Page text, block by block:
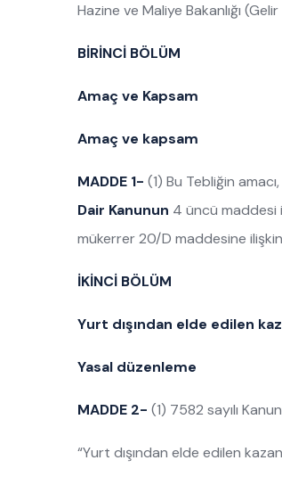
Hazine ve Maliye Bakanlığı
BİRİNCİ BÖLÜM
Amaç ve Kapsam
Amaç ve kapsam
MADDE 1- (1) Bu Tebliğin
Dair Kanunun 4 üncü maddesi
mükerrer 20/D maddesine
İKİNCİ BÖLÜM
Yurt dışından elde edilen
Yasal düzenleme
MADDE 2- (1) 7582 sayılı
“Yurt dışından elde edilen